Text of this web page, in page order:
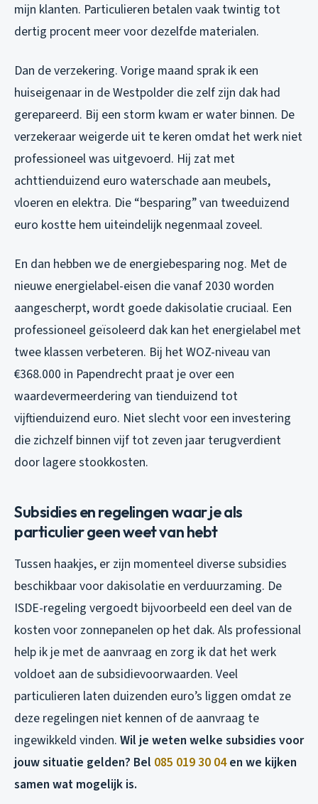
mijn klanten. Particulieren betalen vaak twintig tot
dertig procent meer voor dezelfde materialen.
Dan de verzekering. Vorige maand sprak ik een
huiseigenaar in de Westpolder die zelf zijn dak had
gerepareerd. Bij een storm kwam er water binnen. De
verzekeraar weigerde uit te keren omdat het werk niet
professioneel was uitgevoerd. Hij zat met
achttienduizend euro waterschade aan meubels,
vloeren en elektra. Die “besparing” van tweeduizend
euro kostte hem uiteindelijk negenmaal zoveel.
En dan hebben we de energiebesparing nog. Met de
nieuwe energielabel-eisen die vanaf 2030 worden
aangescherpt, wordt goede dakisolatie cruciaal. Een
professioneel geïsoleerd dak kan het energielabel met
twee klassen verbeteren. Bij het WOZ-niveau van
€368.000 in Papendrecht praat je over een
waardevermeerdering van tienduizend tot
vijftienduizend euro. Niet slecht voor een investering
die zichzelf binnen vijf tot zeven jaar terugverdient
door lagere stookkosten.
Subsidies en regelingen waar je als
particulier geen weet van hebt
Tussen haakjes, er zijn momenteel diverse subsidies
beschikbaar voor dakisolatie en verduurzaming. De
ISDE-regeling vergoedt bijvoorbeeld een deel van de
kosten voor zonnepanelen op het dak. Als professional
help ik je met de aanvraag en zorg ik dat het werk
voldoet aan de subsidievoorwaarden. Veel
particulieren laten duizenden euro’s liggen omdat ze
deze regelingen niet kennen of de aanvraag te
ingewikkeld vinden. Wil je weten welke subsidies voor
jouw situatie gelden? Bel 085 019 30 04en we kijken
samen wat mogelijk is.